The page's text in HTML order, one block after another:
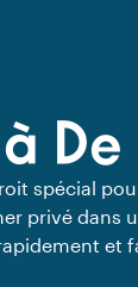
spécial
privé dans
et